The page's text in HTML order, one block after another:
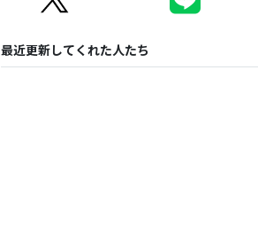
最近更新してくれた人たち